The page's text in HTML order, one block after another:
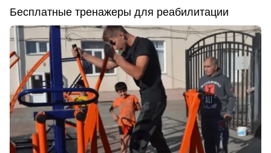
Бесплатные тренажеры для реабилитации